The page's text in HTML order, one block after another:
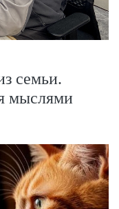
семьи.
мыслями